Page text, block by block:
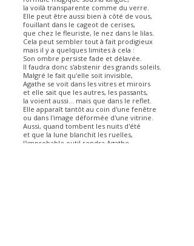
la voilà transparente comme du verre.
Elle peut être aussi bien à côté de vous,
fouillant dans le cageot de cerises,
que chez le fleuriste, le nez dans le lilas.
Cela peut sembler tout à fait prodigieux
mais il y a quelques limites à cela :
Son ombre persiste fade et délavée.
Il faudra donc s'abstenir des grands soleils.
Malgré le fait qu'elle soit invisible,
Agathe se voit dans les vitres et miroirs
et elle sait que les autres, les passants,
la voient aussi… mais que dans le reflet.
Elle apparaît tantôt au coin d'une fenêtre
ou dans l'image déformée d'une vitrine.
Aussi, quand tombent les nuits d'été
et que la lune blanchit les ruelles,
l'improbable outil rendra Agathe